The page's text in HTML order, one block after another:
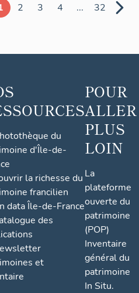
2 3 4 ... 32
du
d'Île-de-
la richesse du
francilien
data Île-de-France
des
et
POUR
ALLER
PLUS
LOIN
La
plateforme
ouverte du
patrimoine
(POP)
Inventaire
général du
patrimoine
In Situ.